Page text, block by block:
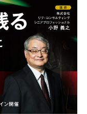
最新セミナー